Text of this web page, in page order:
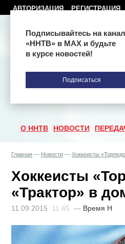
АВТОРИЗАЦИЯ РЕГИСТРАЦИЯ
О ННТВ НОВОСТИ
Главная — Новости — Хоккеисты
Хоккеисты
«Трактор» в
11.09.2015 11:45 — Время Н
Подписывайтесь на канал
«ННТВ» в МАХ и будьте
в курсе новостей!
Подписаться